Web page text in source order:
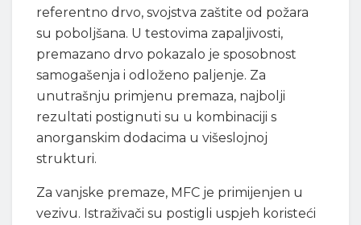
referentno drvo, svojstva zaštite od požara
su poboljšana. U testovima zapaljivosti,
premazano drvo pokazalo je sposobnost
samogašenja i odloženo paljenje. Za
unutrašnju primjenu premaza, najbolji
rezultati postignuti su u kombinaciji s
anorganskim dodacima u višeslojnoj
strukturi.
Za vanjske premaze, MFC je primijenjen u
vezivu. Istraživači su postigli uspjeh koristeći